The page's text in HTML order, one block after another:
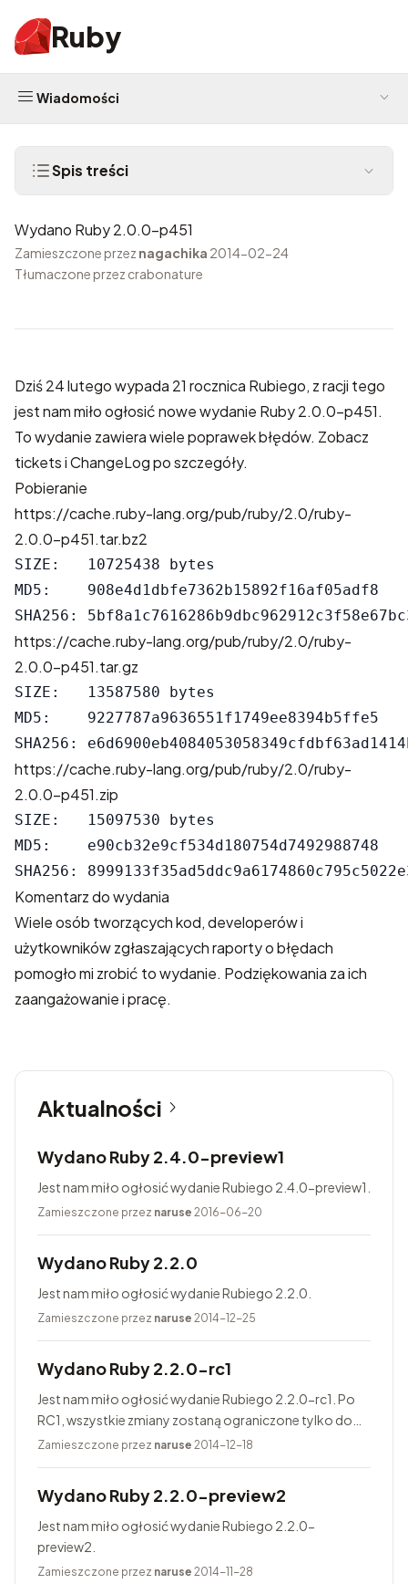
Ruby
Wiadomości
Spis treści
Wydano Ruby 2.0.0-p451
Zamieszczone przez nagachika 2014-02-24
Tłumaczone przez crabonature
Dziś 24 lutego wypada 21 rocznica Rubiego, z racji tego
jest nam miło ogłosić nowe wydanie Ruby 2.0.0-p451.
To wydanie zawiera wiele poprawek błędów. Zobacz
ticketsiChangeLogpo szczegóły.
Pobieranie
https://cache.ruby-lang.org/pub/ruby/2.0/ruby-
2.0.0-p451.tar.bz2
SIZE:   10725438 bytes
MD5:    908e4d1dbfe7362b15892f16af05adf8
https://cache.ruby-lang.org/pub/ruby/2.0/ruby-
2.0.0-p451.tar.gz
SIZE:   13587580 bytes
MD5:    9227787a9636551f1749ee8394b5ffe5
https://cache.ruby-lang.org/pub/ruby/2.0/ruby-
2.0.0-p451.zip
SIZE:   15097530 bytes
MD5:    e90cb32e9cf534d180754d7492988748
Komentarz do wydania
Wiele osób tworzących kod, developerów i
użytkowników zgłaszających raporty o błędach
pomogło mi zrobić to wydanie. Podziękowania za ich
zaangażowanie i pracę.
Aktualności
Wydano Ruby 2.4.0-preview1
Jest nam miło ogłosić wydanie Rubiego 2.4.0-preview1.
Zamieszczone przez naruse 2016-06-20
Wydano Ruby 2.2.0
Jest nam miło ogłosić wydanie Rubiego 2.2.0.
Zamieszczone przez naruse 2014-12-25
Wydano Ruby 2.2.0-rc1
Jest nam miło ogłosić wydanie Rubiego 2.2.0-rc1. Po
RC1, wszystkie zmiany zostaną ograniczone tylko do
poprawiania błędów. Finalne wydanie Rubiego 2.2.0
Zamieszczone przez naruse 2014-12-18
Wydano Ruby 2.2.0-preview2
Jest nam miło ogłosić wydanie Rubiego 2.2.0-
preview2.
Zamieszczone przez naruse 2014-11-28